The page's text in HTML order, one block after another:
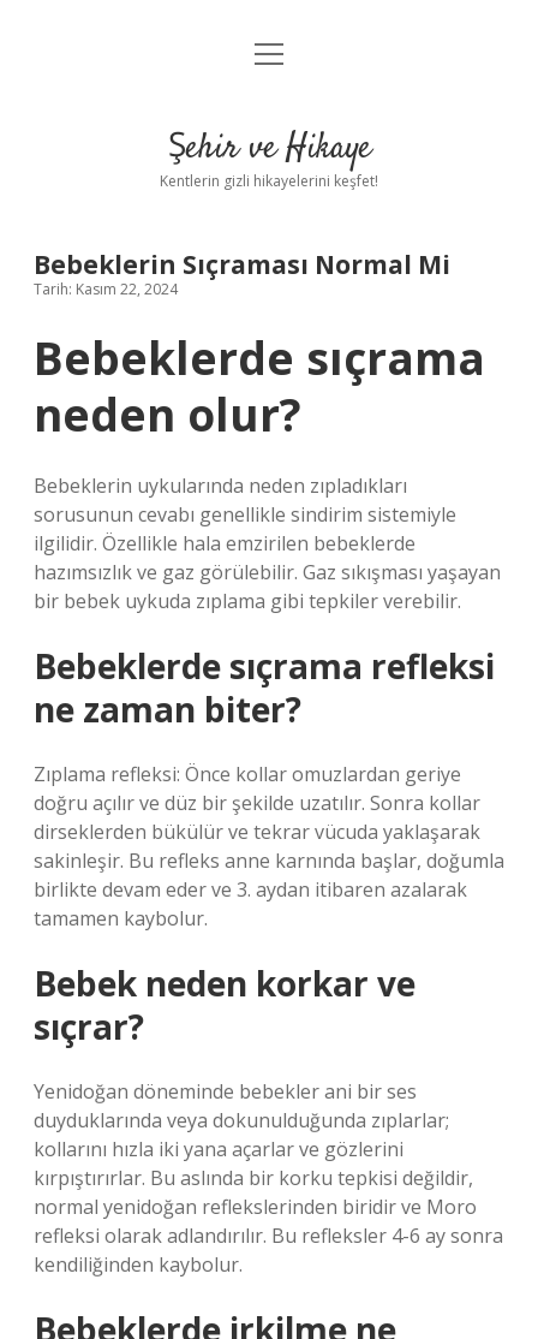
Anasayfa
Yasal Uyarı
menüyü
Şehir ve Hikaye
Kentlerin gizli hikayelerini keşfet!
Bebeklerin Sıçraması Normal Mi
Tarih: Kasım 22, 2024
Bebeklerde sıçrama
neden olur?
Bebeklerin uykularında neden zıpladıkları
sorusunun cevabı genellikle sindirim sistemiyle
ilgilidir. Özellikle hala emzirilen bebeklerde
hazımsızlık ve gaz görülebilir. Gaz sıkışması yaşayan
bir bebek uykuda zıplama gibi tepkiler verebilir.
Bebeklerde sıçrama refleksi
ne zaman biter?
Zıplama refleksi: Önce kollar omuzlardan geriye
doğru açılır ve düz bir şekilde uzatılır. Sonra kollar
dirseklerden bükülür ve tekrar vücuda yaklaşarak
sakinleşir. Bu refleks anne karnında başlar, doğumla
birlikte devam eder ve 3. aydan itibaren azalarak
tamamen kaybolur.
Bebek neden korkar ve
sıçrar?
Yenidoğan döneminde bebekler ani bir ses
duyduklarında veya dokunulduğunda zıplarlar;
kollarını hızla iki yana açarlar ve gözlerini
kırpıştırırlar. Bu aslında bir korku tepkisi değildir,
normal yenidoğan reflekslerinden biridir ve Moro
refleksi olarak adlandırılır. Bu refleksler 4-6 ay sonra
kendiliğinden kaybolur.
Bebeklerde irkilme ne